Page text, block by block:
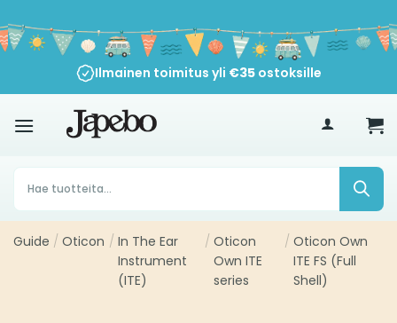
sisältöön
Ilmainen toimitus yli €35ostoksille
Products
search
Guide / Oticon / In The Ear
Instrument
(ITE)
/ Oticon
Own ITE
series
/ Oticon Own
ITE FS (Full
Shell)